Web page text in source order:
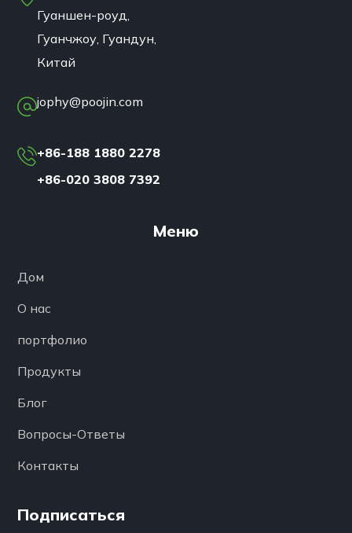
Гуаншен-роуд,
Гуанчжоу, Гуандун,
Китай
jophy@poojin.com
+86-188 1880 2278
+86-020 3808 7392
Меню
Дом
О нас
портфолио
Продукты
Блог
Вопросы-Ответы
Контакты
Подписаться